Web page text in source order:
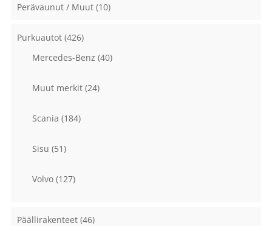
Perävaunut / Muut (10)
Purkuautot (426)
Mercedes-Benz (40)
Muut merkit (24)
Scania (184)
Sisu (51)
Volvo (127)
Päällirakenteet (46)